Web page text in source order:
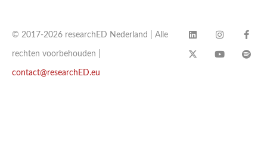
© 2017-2026 researchED Nederland | Alle
rechten voorbehouden |
contact@researchED.eu